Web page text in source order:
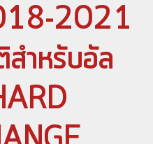
2021
สำหรับอัล